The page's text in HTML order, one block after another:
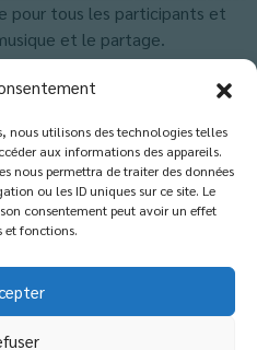
nous utilisons des technologies telles
aux informations des appareils.
nous permettra de traiter des données
ou les ID uniques sur ce site. Le
consentement peut avoir un effet
et fonctions.
pour tous les participants et
et le partage.